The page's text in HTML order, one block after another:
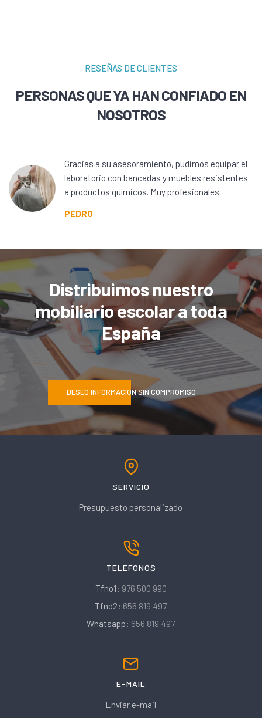
RESEÑAS DE CLIENTES
PERSONAS QUE YA HAN CONFIADO EN
NOSOTROS
Gracias a su asesoramiento, pudimos equipar el
laboratorio con bancadas y muebles resistentes
a productos químicos. Muy profesionales.
PEDRO
Distribuimos nuestro
mobiliario escolar a toda
España
DESEO INFORMACIÓN SIN COMPROMISO
SERVICIO
Presupuesto personalizado
TELÉFONOS
Tfno1: 976 500 990
Tfno2: 656 819 497
Whatsapp: 656 819 497
E-MAIL
Enviar e-mail